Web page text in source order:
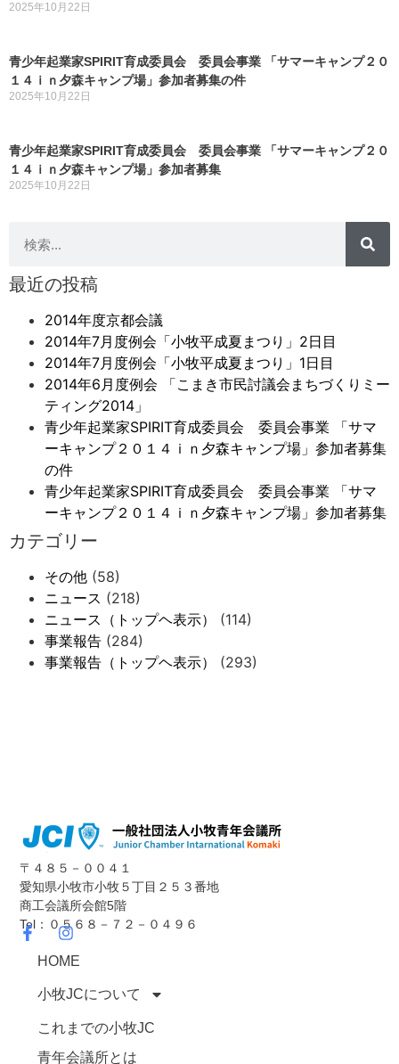
2025年10月22日
青少年起業家SPIRIT育成委員会 委員会事業 「サマーキャンプ２０
１４ｉｎ夕森キャンプ場」参加者募集の件
2025年10月22日
青少年起業家SPIRIT育成委員会 委員会事業 「サマーキャンプ２０
１４ｉｎ夕森キャンプ場」参加者募集
2025年10月22日
最近の投稿
2014年度京都会議
2014年7月度例会「小牧平成夏まつり」2日目
2014年7月度例会「小牧平成夏まつり」1日目
2014年6月度例会 「こまき市民討議会まちづくりミー
ティング2014」
青少年起業家SPIRIT育成委員会 委員会事業 「サマ
ーキャンプ２０１４ｉｎ夕森キャンプ場」参加者募集
の件
青少年起業家SPIRIT育成委員会 委員会事業 「サマ
ーキャンプ２０１４ｉｎ夕森キャンプ場」参加者募集
カテゴリー
その他 (58)
ニュース (218)
ニュース（トップヘ表示）
(114)
事業報告 (284)
事業報告（トップヘ表示）
(293)
〒４８５－００４１
愛知県小牧市小牧５丁目２５３番地
商工会議所会館5階
Tel：０５６８－７２－０４９６
HOME
小牧JCについて
これまでの小牧JC
青年会議所とは